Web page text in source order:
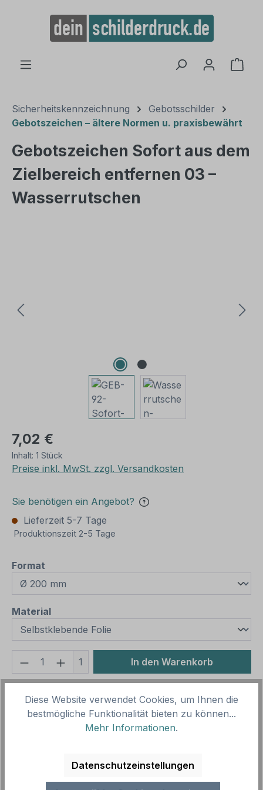
springen
Sicherheitskennzeichnung
Gebotsschilder
Gebotszeichen – ältere Normen u. praxisbewährt
Gebotszeichen Sofort aus dem
Zielbereich entfernen 03 –
Wasserrutschen
7,02 €
Inhalt: 1 Stück
Preise inkl. MwSt. zzgl. Versandkosten
Sie benötigen ein Angebot?
Lieferzeit 5-7 Tage
Produktionszeit 2-5 Tage
Format
Materialauswählen
Produkt Anzahl: Gib den
1 In den Warenkorb
Vorlagenummer: GEB-92
Gebotszeichen Sofort aus dem Zielbereich
entfernen 03. Gebotsschild für Wasserutschen und
Diese Website verwendet Cookies, um Ihnen die
bestmögliche Funktionalität bieten zu können...
Mehr Informationen.
Datenschutzeinstellungen